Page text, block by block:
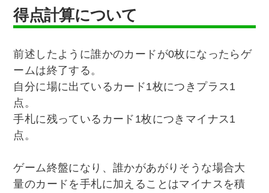
得点計算について
前述したように誰かのカードが0枚になったらゲ
ームは終了する。
自分に場に出ているカード1枚につきプラス1
点。
手札に残っているカード1枚につきマイナス1
点。
ゲーム終盤になり、誰かがあがりそうな場合大
量のカードを手札に加えることはマイナスを積